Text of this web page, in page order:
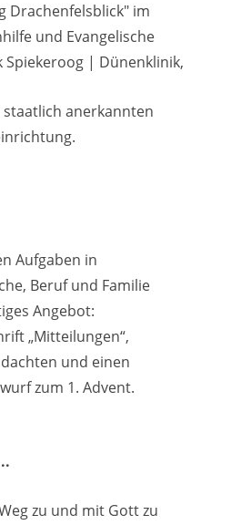
Drachenfelsblick" im
und Evangelische
Spiekeroog | Dünenklinik,
staatlich anerkannten
Aufgaben in
Beruf und Familie
Angebot:
„Mitteilungen“,
und einen
zum 1. Advent.
zu und mit Gott zu